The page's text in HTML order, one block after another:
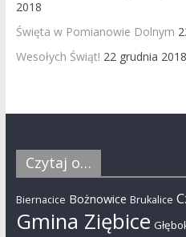
2018
Święta w Pomianowie Dolnym
Wesołych Świąt! 22 grudnia 2018
Czytaj o…
Biernacice Bożnowice Brukalice
Gmina Ziębice